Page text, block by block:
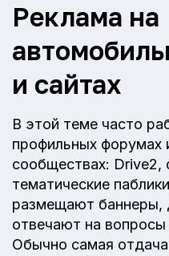
Реклама на
и сайтах
В этой теме часто
профильных форумах
сообществах: Drive2,
тематические
размещают баннеры,
отвечают на
Обычно самая